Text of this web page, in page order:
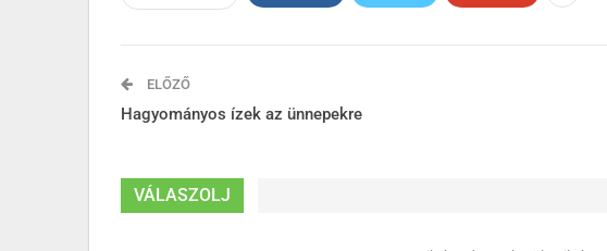
ELŐZŐ
Hagyományos ízek az ünnepekre
VÁLASZOLJ